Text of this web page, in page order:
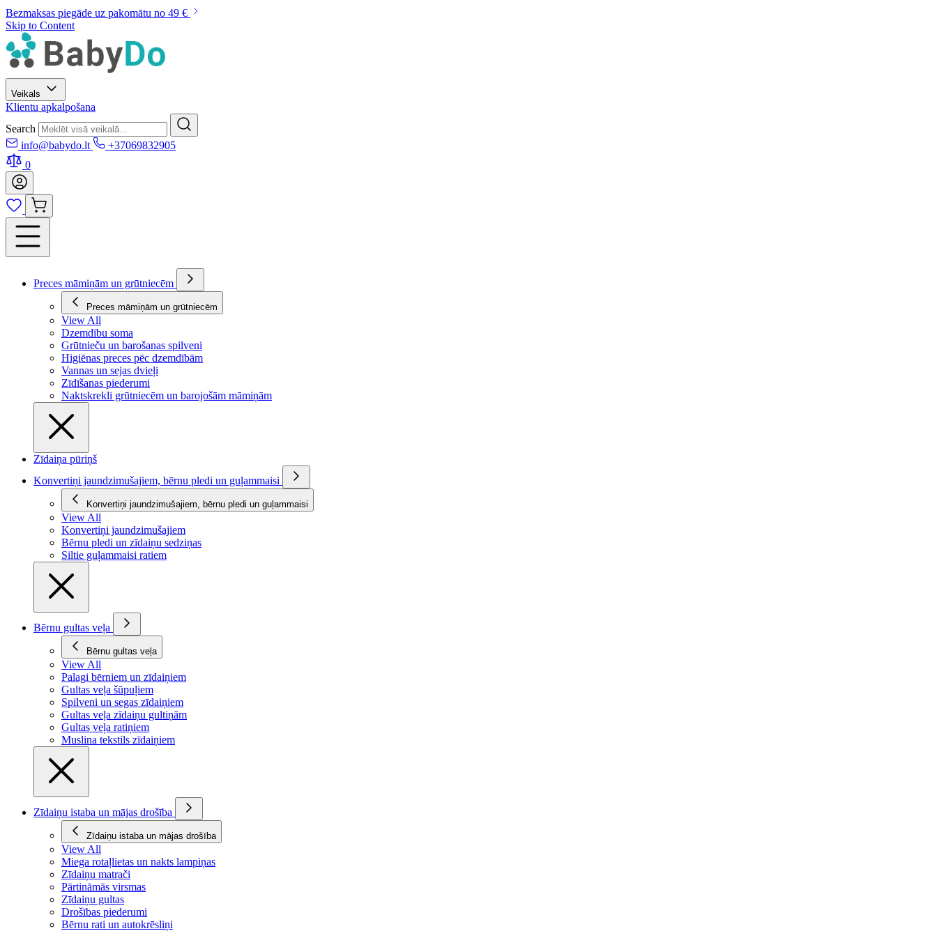
Bezmaksas piegāde uz pakomātu no 49 €
Skip to Content
Veikals
Klientu apkalpošana
Search
info@babydo.lt
+37069832905
0
Preces māmiņām un grūtniecēm
Preces māmiņām un grūtniecēm
View All
Dzemdību soma
Grūtnieču un barošanas spilveni
Higiēnas preces pēc dzemdībām
Vannas un sejas dvieļi
Zīdīšanas piederumi
Naktskrekli grūtniecēm un barojošām māmiņām
Zīdaiņa pūriņš
Konvertiņi jaundzimušajiem, bērnu pledi un guļammaisi
Konvertiņi jaundzimušajiem, bērnu pledi un guļammaisi
View All
Konvertiņi jaundzimušajiem
Bērnu pledi un zīdaiņu sedziņas
Siltie guļammaisi ratiem
Bērnu gultas veļa
Bērnu gultas veļa
View All
Palagi bērniem un zīdaiņiem
Gultas veļa šūpuļiem
Spilveni un segas zīdaiņiem
Gultas veļa zīdaiņu gultiņām
Gultas veļa ratiņiem
Muslina tekstils zīdaiņiem
Zīdaiņu istaba un mājas drošība
Zīdaiņu istaba un mājas drošība
View All
Miega rotaļlietas un nakts lampiņas
Zīdaiņu matrači
Pārtināmās virsmas
Zīdaiņu gultas
Drošības piederumi
Bērnu rati un autokrēsliņi